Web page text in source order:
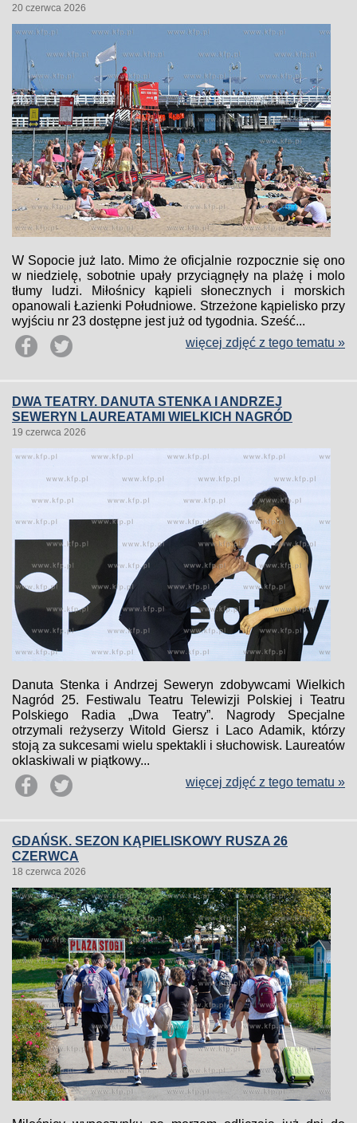
20 czerwca 2026
W Sopocie już lato. Mimo że oficjalnie rozpocznie się ono
w niedzielę, sobotnie upały przyciągnęły na plażę i molo
tłumy ludzi. Miłośnicy kąpieli słonecznych i morskich
opanowali Łazienki Południowe. Strzeżone kąpielisko przy
wyjściu nr 23 dostępne jest już od tygodnia. Sześć...
więcej zdjęć z tego tematu »
DWA TEATRY. DANUTA STENKA I ANDRZEJ
SEWERYN LAUREATAMI WIELKICH NAGRÓD
19 czerwca 2026
Danuta Stenka i Andrzej Seweryn zdobywcami Wielkich
Nagród 25. Festiwalu Teatru Telewizji Polskiej i Teatru
Polskiego Radia „Dwa Teatry”. Nagrody Specjalne
otrzymali reżyserzy Witold Giersz i Laco Adamik, którzy
stoją za sukcesami wielu spektakli i słuchowisk. Laureatów
oklaskiwali w piątkowy...
więcej zdjęć z tego tematu »
GDAŃSK. SEZON KĄPIELISKOWY RUSZA 26
CZERWCA
18 czerwca 2026